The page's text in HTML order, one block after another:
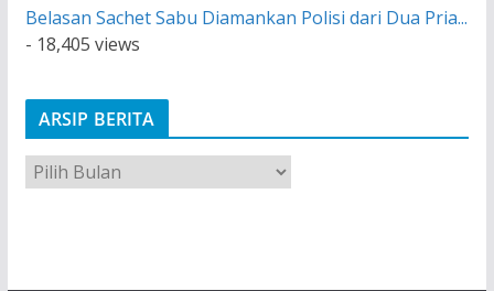
Belasan Sachet Sabu Diamankan Polisi dari Dua Pria...
- 18,405 views
ARSIP BERITA
A
r